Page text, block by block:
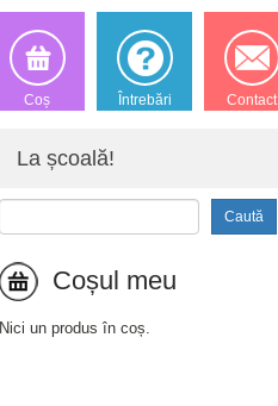
Coș Întrebări Contact
La școală!
Caută
Coșul meu
Nici un produs în coș.